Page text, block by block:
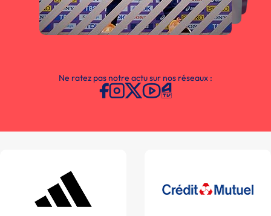
Ne ratez pas notre actu sur nos réseaux :